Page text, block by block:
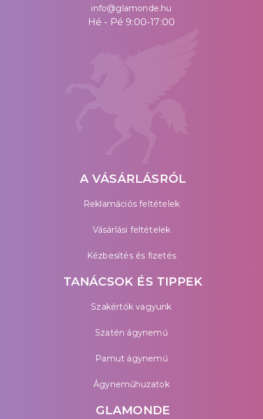
info@glamonde.hu
Hé - Pé 9:00-17:00
A VÁSÁRLÁSRÓL
Reklamációs feltételek
Vásárlási feltételek
Kézbesítés és fizetés
TANÁCSOK ÉS TIPPEK
Szakértők vagyunk
Szatén ágynemű
Pamut ágynemű
Ágyneműhuzatok
GLAMONDE